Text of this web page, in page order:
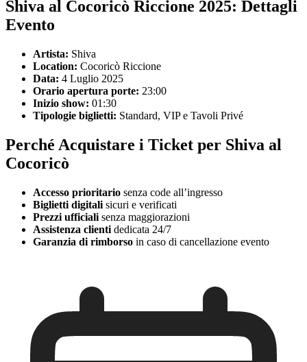
Shiva al Cocoricò Riccione 2025: Dettagli
Evento
Artista: Shiva
Location: Cocoricò Riccione
Data: 4 Luglio 2025
Orario apertura porte: 23:00
Inizio show: 01:30
Tipologie biglietti: Standard, VIP e Tavoli Privé
Perché Acquistare i Ticket per Shiva al
Cocoricò
Accesso prioritario senza code all’ingresso
Biglietti digitali sicuri e verificati
Prezzi ufficiali senza maggiorazioni
Assistenza clienti dedicata 24/7
Garanzia di rimborso in caso di cancellazione evento